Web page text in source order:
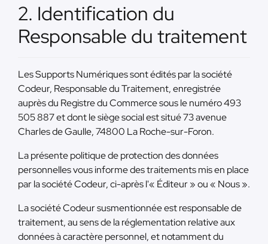
2. Identification du
Responsable du traitement
Les Supports Numériques sont édités par la société
Codeur, Responsable du Traitement, enregistrée
auprès du Registre du Commerce sous le numéro 493
505 887 et dont le siège social est situé 73 avenue
Charles de Gaulle, 74800 La Roche-sur-Foron.
La présente politique de protection des données
personnelles vous informe des traitements mis en place
par la société Codeur, ci-après l'« Éditeur » ou « Nous ».
La société Codeur susmentionnée est responsable de
traitement, au sens de la réglementation relative aux
données à caractère personnel, et notamment du